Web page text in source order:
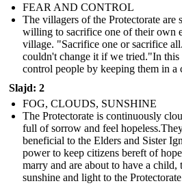
FEAR AND CONTROL
The villagers of the Protectorate are
willing to sacrifice one of their own
village. "Sacrifice one or sacrifice
couldn't change it if we tried."In this
control people by keeping them in a
Slajd: 2
FOG, CLOUDS, SUNSHINE
The Protectorate is continuously
full of sorrow and feel
beneficial to the Elders and Sister
power to keep citizens bereft of
marry and are about to have a child,
sunshine and light to the